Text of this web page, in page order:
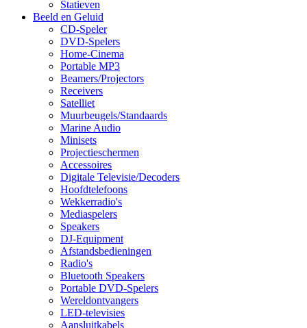
Statieven
Beeld en Geluid
CD-Speler
DVD-Spelers
Home-Cinema
Portable MP3
Beamers/Projectors
Receivers
Satelliet
Muurbeugels/Standaards
Marine Audio
Minisets
Projectieschermen
Accessoires
Digitale Televisie/Decoders
Hoofdtelefoons
Wekkerradio's
Mediaspelers
Speakers
DJ-Equipment
Afstandsbedieningen
Radio's
Bluetooth Speakers
Portable DVD-Spelers
Wereldontvangers
LED-televisies
Aansluitkabels